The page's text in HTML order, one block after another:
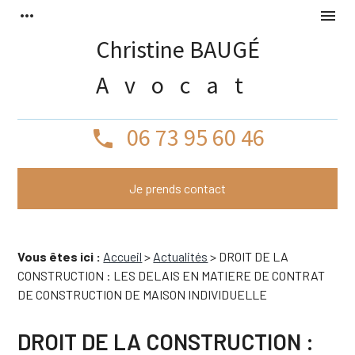
more_horiz menu
Christine BAUGÉ
Avocat
phone 06 73 95 60 46
Je prends contact
Vous êtes ici : Accueil > Actualités > DROIT DE LA
CONSTRUCTION : LES DELAIS EN MATIERE DE CONTRAT
DE CONSTRUCTION DE MAISON INDIVIDUELLE
DROIT DE LA CONSTRUCTION :